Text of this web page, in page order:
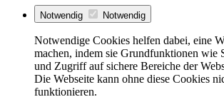
Notwendig Notwendig
Notwendige Cookies helfen dabei, eine
machen, indem sie Grundfunktionen wie
und Zugriff auf sichere Bereiche der
Die Webseite kann ohne diese Cookies
funktionieren.